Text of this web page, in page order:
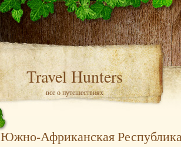
Travel Hunters
все о путешествиях
Южно-Африканская